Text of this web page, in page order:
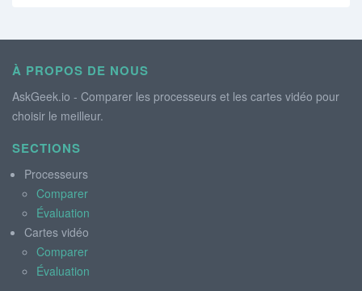
À PROPOS DE NOUS
AskGeek.io - Comparer les processeurs et les cartes vidéo pour
choisir le meilleur.
SECTIONS
Processeurs
Comparer
Évaluation
Cartes vidéo
Comparer
Évaluation